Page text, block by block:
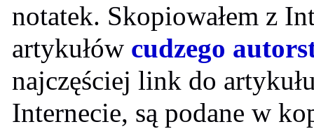
notatek. Skopiowałem z
artykułów cudzego
najczęściej link do
Internecie, są podane w